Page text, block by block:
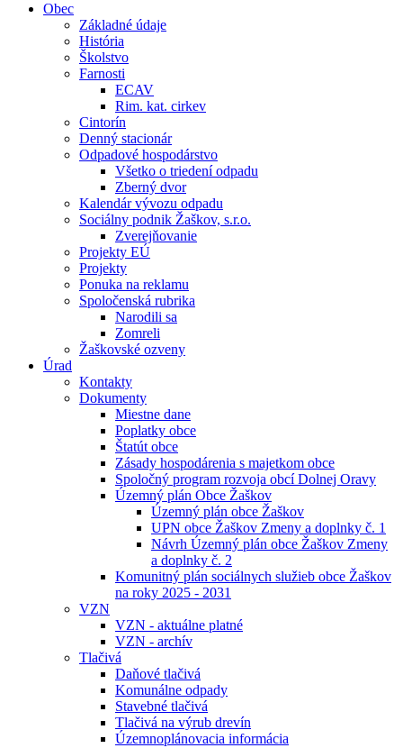
Obec
Základné údaje
História
Školstvo
Farnosti
ECAV
Rim. kat. cirkev
Cintorín
Denný stacionár
Odpadové hospodárstvo
Všetko o triedení odpadu
Zberný dvor
Kalendár vývozu odpadu
Sociálny podnik Žaškov, s.r.o.
Zverejňovanie
Projekty EÚ
Projekty
Ponuka na reklamu
Spoločenská rubrika
Narodili sa
Zomreli
Žaškovské ozveny
Úrad
Kontakty
Dokumenty
Miestne dane
Poplatky obce
Štatút obce
Zásady hospodárenia s majetkom obce
Spoločný program rozvoja obcí Dolnej Oravy
Územný plán Obce Žaškov
Územný plán obce Žaškov
UPN obce Žaškov Zmeny a doplnky č. 1
Návrh Územný plán obce Žaškov Zmeny
a doplnky č. 2
Komunitný plán sociálnych služieb obce Žaškov
na roky 2025 - 2031
VZN
VZN - aktuálne platné
VZN - archív
Tlačivá
Daňové tlačivá
Komunálne odpady
Stavebné tlačivá
Tlačivá na výrub drevín
Územnoplánovacia informácia